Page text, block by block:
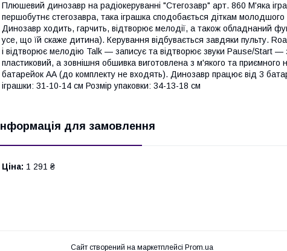
Плюшевий динозавр на радіокеруванні "Стегозавр" арт. 860 М'яка
першобутнє стегозавра, така іграшка сподобається діткам
Динозавр ходить, гарчить, відтворює мелодії, а також обладнаний
усе, що їй скаже дитина). Керування відбувається завдяки пульту.
і відтворює мелодію Talk — записує та відтворює звуки Pause/Start —
пластиковий, а зовнішня обшивка виготовлена з м'якого та приємного
батарейок АА (до комплекту не входять). Динозавр працює від 3
іграшки: 31-10-14 см Розмір упаковки: 34-13-18 см
Інформація для замовлення
Ціна: 1 291 ₴
Сайт створений на маркетплейсі Prom.ua